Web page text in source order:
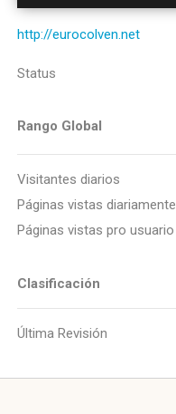
http://eurocolven.net
Status
Rango Global
Visitantes diarios
Páginas vistas diariamente
Páginas vistas pro usuario
Clasificación
Última Revisión